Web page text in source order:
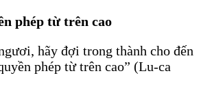
phép từ trên cao
hãy đợi trong thành cho đến
phép từ trên cao” (Lu-ca